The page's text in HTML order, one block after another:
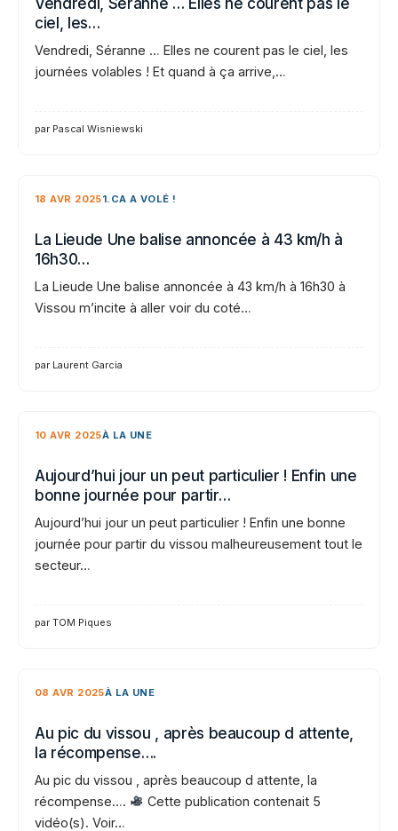
ciel, les…
Vendredi, Séranne … Elles ne courent pas le ciel, les
journées volables ! Et quand à ça arrive,…
par Pascal Wisniewski
18 AVR 20251.CA A VOLÉ !
La Lieude Une balise annoncée à 43 km/h à
16h30…
La Lieude Une balise annoncée à 43 km/h à 16h30 à
Vissou m’incite à aller voir du coté…
par Laurent Garcia
10 AVR 2025À LA UNE
Aujourd’hui jour un peut particulier ! Enfin une
bonne journée pour partir…
Aujourd’hui jour un peut particulier ! Enfin une bonne
journée pour partir du vissou malheureusement tout le
secteur…
par TOM Piques
08 AVR 2025À LA UNE
Au pic du vissou , après beaucoup d attente,
la récompense….
Au pic du vissou , après beaucoup d attente, la
récompense….
Cette publication contenait 5
vidéo(s). Voir…